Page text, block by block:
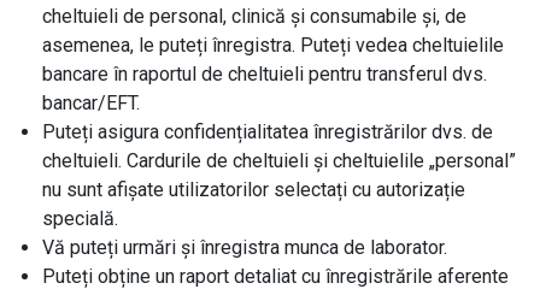
cheltuieli de personal, clinică și consumabile și, de
asemenea, le puteți înregistra. Puteți vedea cheltuielile
bancare în raportul de cheltuieli pentru transferul dvs.
bancar/EFT.
Puteți asigura confidențialitatea înregistrărilor dvs. de
cheltuieli. Cardurile de cheltuieli și cheltuielile „personal”
nu sunt afișate utilizatorilor selectați cu autorizație
specială.
Vă puteți urmări și înregistra munca de laborator.
Puteți obține un raport detaliat cu înregistrările aferente